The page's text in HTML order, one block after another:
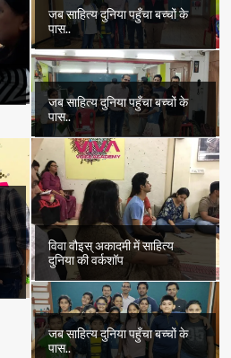
जब साहित्य दुनिया पहुँचा बच्चों के
पास..
जब साहित्य दुनिया पहुँचा बच्चों के
पास..
विवा वौइस् अकादमी में साहित्य
दुनिया की वर्कशॉप
जब साहित्य दुनिया पहुँचा बच्चों के
पास..